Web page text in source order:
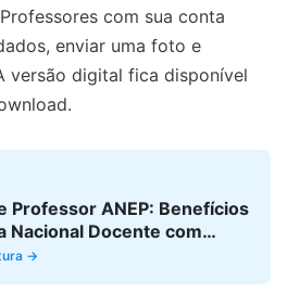
com sua conta
enviar uma foto e
versão digital fica disponível
Professor ANEP: Benefícios
Nacional Docente com
→